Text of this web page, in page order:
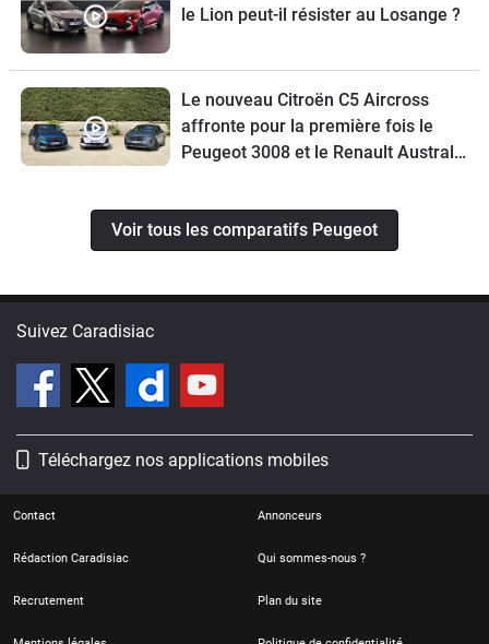
le Lion peut-il résister au Losange ?
Le nouveau Citroën C5 Aircross
affronte pour la première fois le
Peugeot 3008 et le Renault Austral
Voir tous les comparatifs Peugeot
Suivez Caradisiac
Téléchargez nos applications mobiles
Contact Annonceurs
Rédaction Caradisiac Qui sommes-nous ?
Recrutement Plan du site